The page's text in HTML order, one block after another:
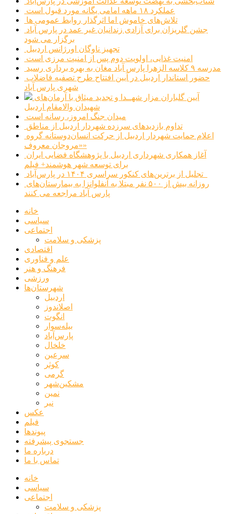
عملکرد ۱۸ ماهه امامی یگانه مورد قبول است
تلاش‌های خاموش اما اثرگذار روابط عمومی ها
برگزار می شود
تجهیز ناوگان اورژانس اردبیل
امنیت غذایی، اولویت دوم پس از امنیت مرزی است
مدرسه ۹ کلاسه الزهرا پارس آباد مغان به بهره برداری رسید
شهری پارس آباد
شهیدان والامقام اردبیل
میدان جنگ امروز، رسانه است
تداوم بازدیدهای سرزده شهردار اردبیل از مناطق
«مروجان معروف»
برای توسعه شهر هوشمند+ فیلم
پارس آباد مراجعه می کنند
خانه
سیاسی
اجتماعی
پزشکی و سلامت
اقتصادی
علم و فناوری
فرهنگ و هنر
ورزشی
شهرستان‌ها
اردبیل
اصلاندوز
انگوت
بیله‌سوار
پارس‌آباد
خلخال
سرعین
کوثر
گرمی
مشکین‌شهر
نمین
نیر
عکس
فیلم
پیوندها
جستجوی پیشرفته
درباره ما
تماس با ما
خانه
سیاسی
اجتماعی
پزشکی و سلامت